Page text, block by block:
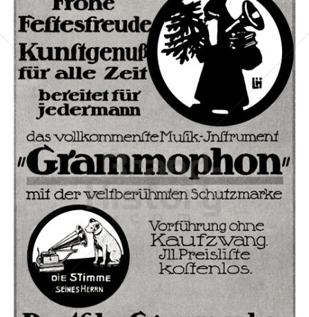
Deutsche Grammophon Akt.-Ges., Berlin
Deutsche Grammophon
1911